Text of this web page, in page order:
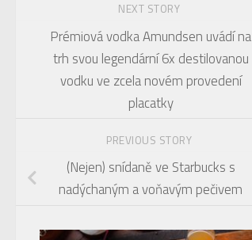
NEXT STORY
Prémiová vodka Amundsen uvádí na
trh svou legendární 6x destilovanou
vodku ve zcela novém provedení
placatky
PREVIOUS STORY
(Nejen) snídaně ve Starbucks s
nadýchaným a voňavým pečivem